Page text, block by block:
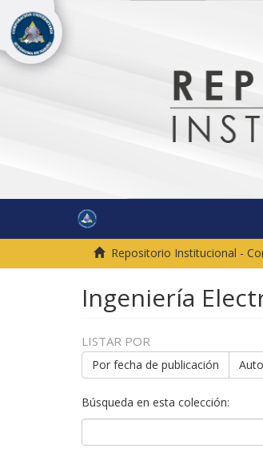
Repositorio Institucional -
Ingeniería
LISTAR POR
Por fecha de publicación
Búsqueda en esta colección: